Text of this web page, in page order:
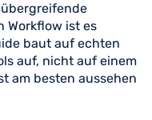
Workflow ist es
baut auf echten
auf, nicht auf einem
am besten aussehen